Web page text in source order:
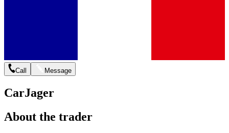
Call Message
CarJager
About the trader